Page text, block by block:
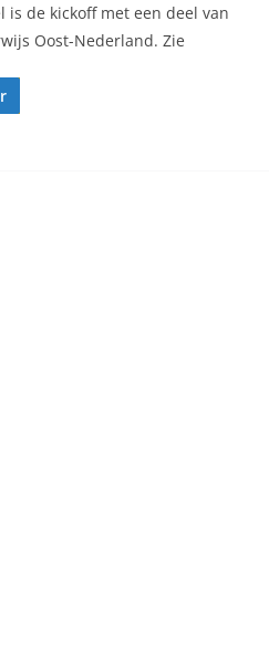
is de kickoff met een deel van
Oost-Nederland. Zie